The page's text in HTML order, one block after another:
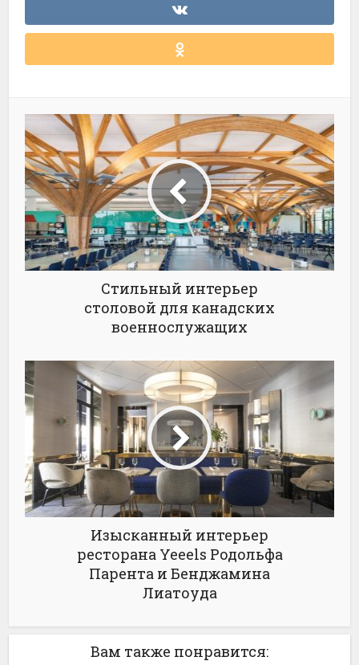
Стильный интерьер
столовой для канадских
военнослужащих
Изысканный интерьер
ресторана Yeeels Родольфа
Парента и Бенджамина
Лиатоуда
Вам также понравится: